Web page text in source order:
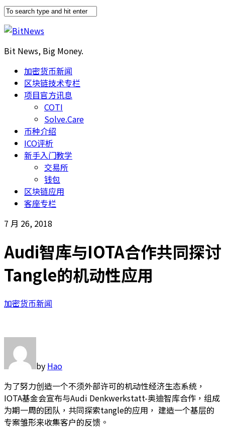
Bit News, Big Money.
加密货币新闻
区块链技术专栏
项目官方讯息
COTI
Solve.Care
币种介绍
ICO评析
新手入门教学
交易所
钱包
区块链应用
客座专栏
7 月 26, 2018
Audi智库与IOTA合作共同探讨
Tangle的机动性应用
加密货币新闻
by Hao
为了努力创造一个不须外部许可的机动性经济生态系统，
IOTA基金会宣布与Audi Denkwerkstatt-奥迪智库合作，组成
为期一周的团队，共同探索tangle的应用， 建造一个基层的
专案雏形来收集客户的反馈。